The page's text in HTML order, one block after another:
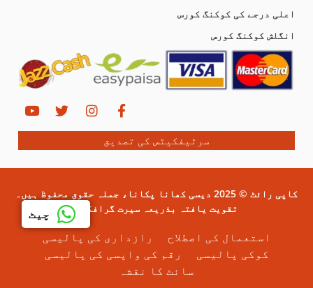
چیٹ
اعلی درجے کی کوکنگ کورس
انگلش کوکنگ کورس
سرٹیفکیٹس کی تصدیق
کاپی رائٹ © 2025 دیسی کھانا پکانا، جملہ حقوق محفوظ ہیں۔
تقویت یافتہ بذریعہ سیرت گرافکس۔
استعمال کی اصطلاح
رازداری کی پالیسی
کوکی پالیسی
رقم کی واپسی کی پالیسی
سائٹ کا نقشہ